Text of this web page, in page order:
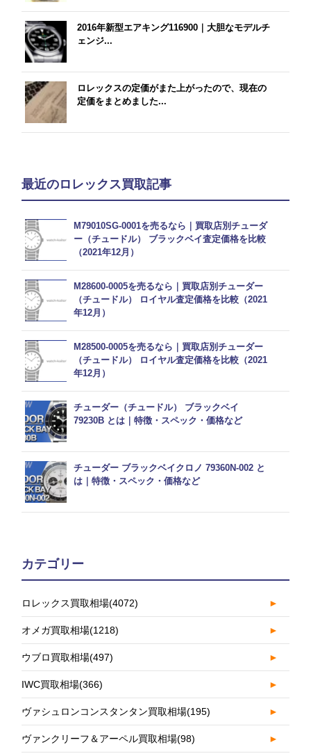
2016年新型エアキング116900｜大胆なモデルチ
ェンジ...
ロレックスの定価がまた上がったので、現在の
定価をまとめました...
最近のロレックス買取記事
M79010SG-0001を売るなら｜買取店別チューダ
ー（チュードル） ブラックベイ査定価格を比較
（2021年12月）
M28600-0005を売るなら｜買取店別チューダー
（チュードル） ロイヤル査定価格を比較（2021
年12月）
M28500-0005を売るなら｜買取店別チューダー
（チュードル） ロイヤル査定価格を比較（2021
年12月）
チューダー（チュードル） ブラックベイ
79230B とは｜特徴・スペック・価格など
チューダー ブラックベイクロノ 79360N-002 と
は｜特徴・スペック・価格など
カテゴリー
ロレックス買取相場(4072) ►
オメガ買取相場(1218) ►
ウブロ買取相場(497) ►
IWC買取相場(366) ►
ヴァシュロンコンスタンタン買取相場(195) ►
ヴァンクリーフ＆アーペル買取相場(98) ►